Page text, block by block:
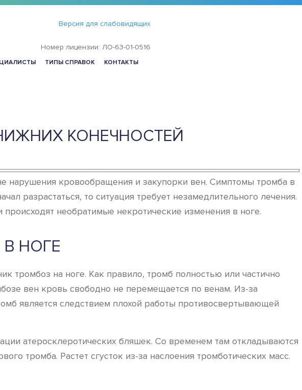
Версия для слабовидящих
Номер лицензии: ЛО-63-01-0516
ТИПЫ СПРАВОК КОНТАКТЫ
КОНЕЧНОСТЕЙ
нарушения кровообращения и закупорки вен. Симптомы тромба в
разрастаться, то ситуация требует незамедлительного лечения.
необратимые некротические изменения в ноге.
НОГЕ
тромбоз на ноге. Как правило, тромб полностью или частично
вен кровь свободно не перемещается по венам. Из-за
является следствием плохой работы противосвертывающей
атеросклеротических бляшек. Со временем там откладываются
тромба. Растет сгусток из-за наслоения тромботических масс.